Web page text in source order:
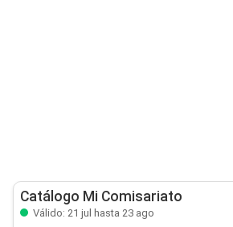
Catálogo Mi Comisariato
Válido: 21 jul hasta 23 ago